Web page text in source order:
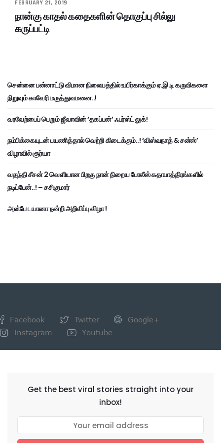
FEBRUARY 21, 2019
நான்கு காதல் கதைகளின் தொகுப்பு சில்லு
கருப்பட்டி
சென்னை பன்னாட்டு விமான நிலையத்தில் உயிர்காக்கும் ஏ.இ.டி கருவிகளை
நிறுவும் காவேரி மருத்துவமனை..!
வரவேற்பைப் பெறும் ஜீவாவின் ‘தகப்பன்’ ஃபர்ஸ்ட் லுக்!
நம்பிக்கையுடன் பயணித்தால் வெற்றி கிடைக்கும்..! ‘விஸ்வநாத் & சன்ஸ்’
விழாவில் சூர்யா
வதந்தி சீசன் 2 வெளியான பிறகு நான் நிறைய போலீஸ் கதாபாத்திரங்களில்
நடிப்பேன்..! – சசிகுமார்
அன்பே டயானா நன்றி அறிவிப்பு விழா !
Facebook Twitter
Google+
Instagram
Youtube
Get the best viral stories straight into your
inbox!